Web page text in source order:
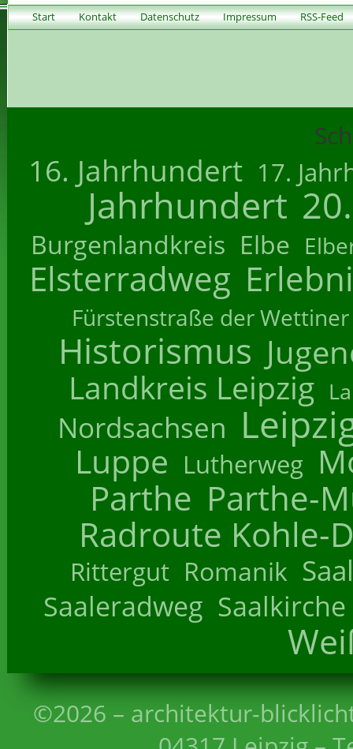
Start Kontakt Datenschutz Impressum RSS-Feed
16. Jahrhundert 17.
Jahrhundert
Burgenlandkreis Elbe
Elsterradweg
Fürstenstraße der Wettiner
Historismus
Landkreis Leipzig
Nordsachsen
Luppe Lutherweg
Parthe Parthe-
Radroute Kohle-
Rittergut Romanik
Saaleradweg Saalkirche
©2026 – architektur-